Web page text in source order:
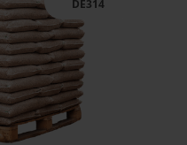
DE314